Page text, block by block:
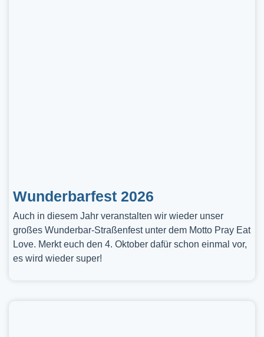
Wunderbarfest 2026
Auch in diesem Jahr veranstalten wir wieder unser
großes Wunderbar-Straßenfest unter dem Motto Pray Eat
Love. Merkt euch den 4. Oktober dafür schon einmal vor,
es wird wieder super!